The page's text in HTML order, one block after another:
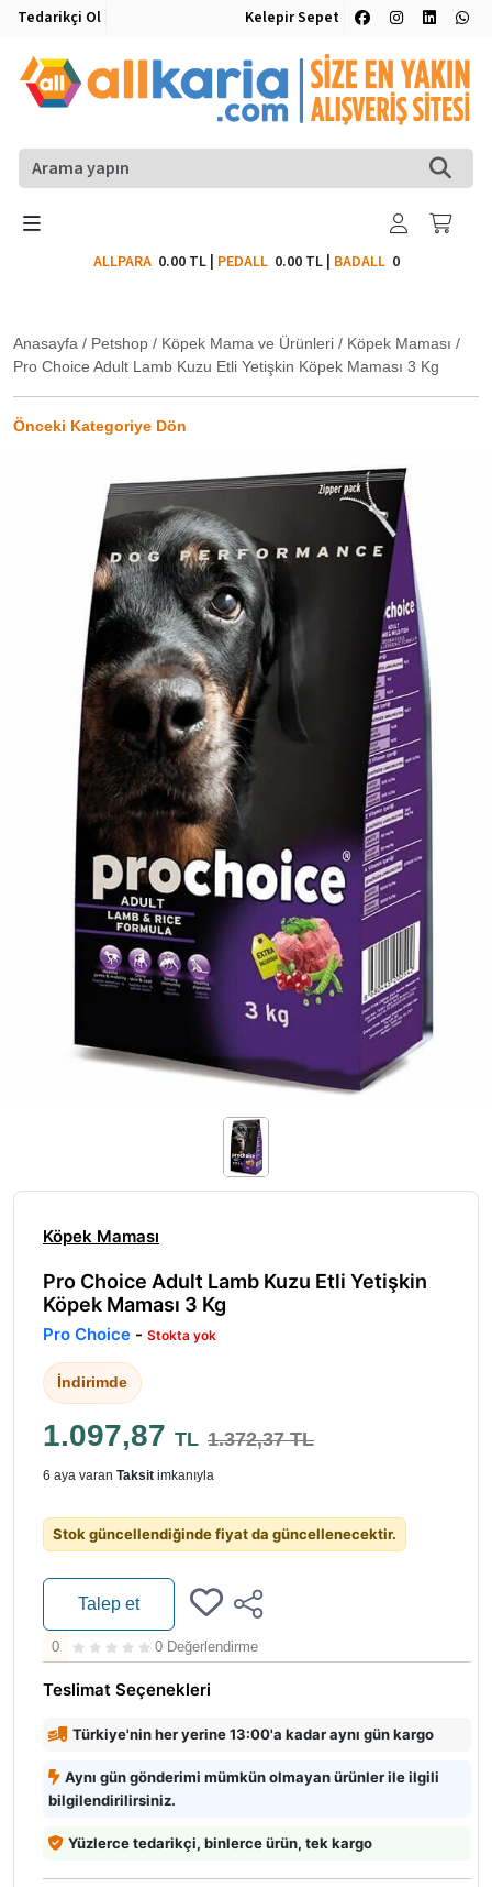
Tedarikçi Ol Kelepir Sepet
ALLPARA 0.00 TL| PEDALL 0.00 TL| BADALL0
Anasayfa / Petshop / Köpek Mama ve Ürünleri / Köpek Maması /
Pro Choice Adult Lamb Kuzu Etli Yetişkin Köpek Maması 3 Kg
Önceki Kategoriye Dön
Köpek Maması
Pro Choice Adult Lamb Kuzu Etli Yetişkin
Köpek Maması 3 Kg
Pro Choice - Stokta yok
İndirimde
1.097,87 TL 1.372,37 TL
6 aya varan Taksit imkanıyla
Stok güncellendiğinde fiyat da güncellenecektir.
Talep et
0 0 Değerlendirme
Teslimat Seçenekleri
Türkiye'nin her yerine 13:00'a kadar aynı gün kargo
Aynı gün gönderimi mümkün olmayan ürünler ile ilgili
bilgilendirilirsiniz.
Yüzlerce tedarikçi, binlerce ürün, tek kargo